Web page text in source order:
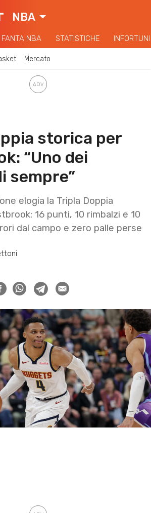
NBA
FANTA NBA STATISTICHE INFORTUNI
Mercato
storica per
“Uno dei
sempre”
elogia la Tripla Doppia
16 punti, 10 rimbalzi e 10
dal campo e zero palle perse